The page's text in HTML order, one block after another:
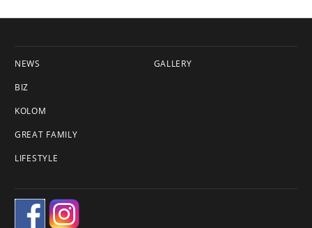
NEWS
BIZ
KOLOM
GREAT FAMILY
LIFESTYLE
GALLERY